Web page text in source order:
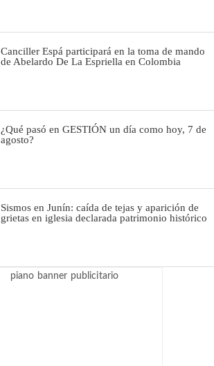
Canciller Espá participará en la toma de mando
de Abelardo De La Espriella en Colombia
¿Qué pasó en GESTIÓN un día como hoy, 7 de
agosto?
Sismos en Junín: caída de tejas y aparición de
grietas en iglesia declarada patrimonio histórico